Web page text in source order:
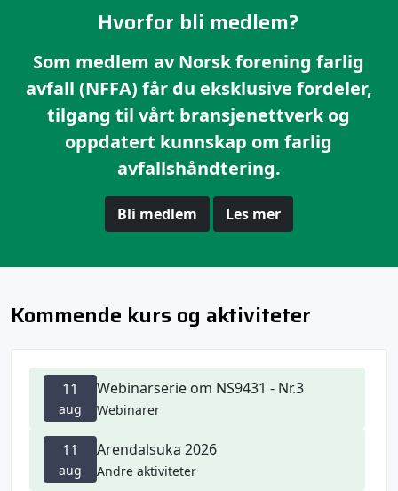
Hvorfor bli medlem?
Som medlem av Norsk forening farlig
avfall (NFFA) får du eksklusive fordeler,
tilgang til vårt bransjenettverk og
oppdatert kunnskap om farlig
avfallshåndtering.
Bli medlem Les mer
Kommende kurs og aktiviteter
11
aug
Webinarserie om NS9431 - Nr.3
Webinarer
11
aug
Arendalsuka 2026
Andre aktiviteter